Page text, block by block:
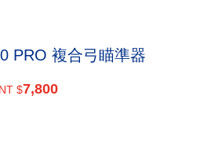
PRO 複合弓瞄準器
NT $7,800